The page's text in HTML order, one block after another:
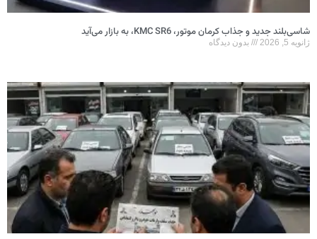
شاسی‌بلند جدید و جذاب کرمان موتور، KMC SR6، به بازار می‌آید
ژانویه 5, 2026 بدون دیدگاه